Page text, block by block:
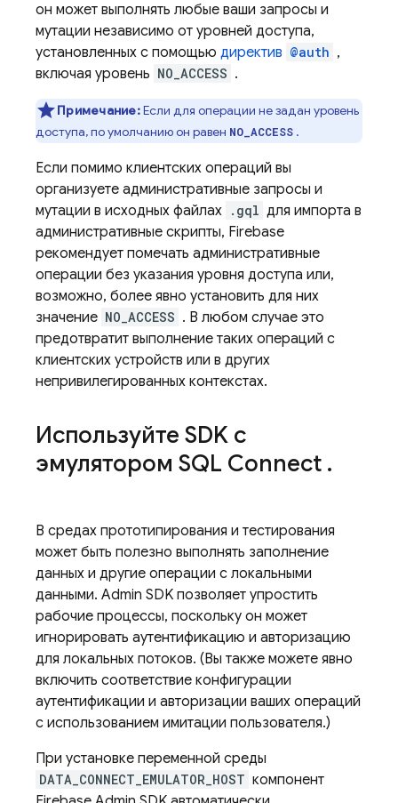
он может выполнять любые ваши запросы и
мутации независимо от уровней доступа,
установленных с помощью директив @auth ,
включая уровень NO_ACCESS .
Примечание:Если для операции не задан уровень
доступа, по умолчанию он равен NO_ACCESS .
Если помимо клиентских операций вы
организуете административные запросы и
мутации в исходных файлах .gql для импорта в
административные скрипты, Firebase
рекомендует помечать административные
операции без указания уровня доступа или,
возможно, более явно установить для них
значение NO_ACCESS . В любом случае это
предотвратит выполнение таких операций с
клиентских устройств или в других
непривилегированных контекстах.
Используйте SDK с
эмулятором SQL Connect .
В средах прототипирования и тестирования
может быть полезно выполнять заполнение
данных и другие операции с локальными
данными. Admin SDK позволяет упростить
рабочие процессы, поскольку он может
игнорировать аутентификацию и авторизацию
для локальных потоков. (Вы также можете явно
включить соответствие конфигурации
аутентификации и авторизации ваших операций
с использованием имитации пользователя.)
При установке переменной среды
DATA_CONNECT_EMULATOR_HOST компонент